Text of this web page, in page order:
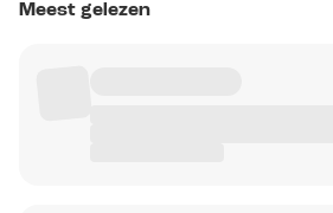
Meest gelezen